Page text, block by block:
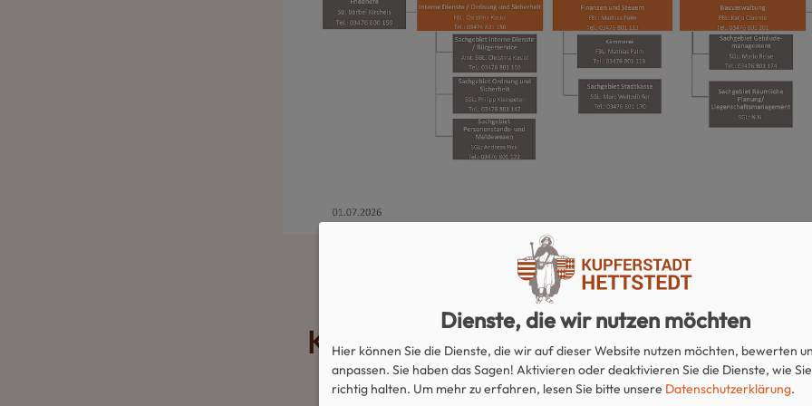
Kontaktpersonen und Ämter im
Dienste, die wir nutzen möchten
Hier können Sie die Dienste, die wir auf dieser Website nutzen möchten, bewerten
anpassen. Sie haben das Sagen! Aktivieren oder deaktivieren Sie die Dienste, wie
richtig halten. Um mehr zu erfahren, lesen Sie bitte unsere Datenschutzerklärung.